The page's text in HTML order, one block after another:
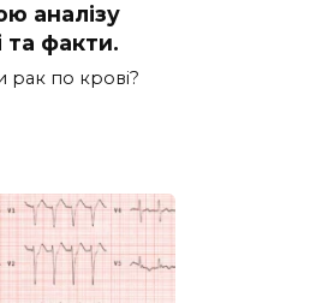
аналізу
та факти.
рак по крові?